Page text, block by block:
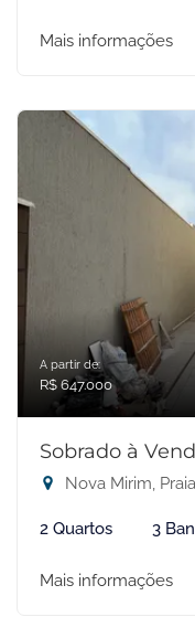
Mais informações
A partir de:
R$ 647.000
Sobrado à
Nova Mirim,
2 Quartos 3
Mais informações